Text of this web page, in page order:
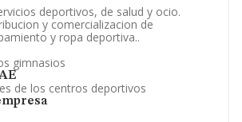
deportivos, de salud y ocio.
y comercializacion de
y ropa deportiva..
gimnasios
de los centros deportivos